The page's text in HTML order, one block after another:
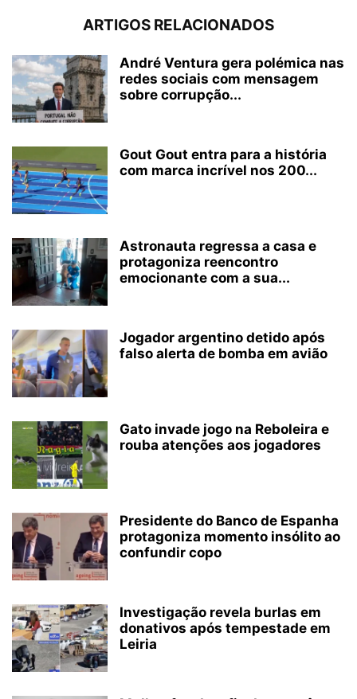
ARTIGOS RELACIONADOS
André Ventura gera polémica nas
redes sociais com mensagem
sobre corrupção...
Gout Gout entra para a história
com marca incrível nos 200...
Astronauta regressa a casa e
protagoniza reencontro
emocionante com a sua...
Jogador argentino detido após
falso alerta de bomba em avião
Gato invade jogo na Reboleira e
rouba atenções aos jogadores
Presidente do Banco de Espanha
protagoniza momento insólito ao
confundir copo
Investigação revela burlas em
donativos após tempestade em
Leiria